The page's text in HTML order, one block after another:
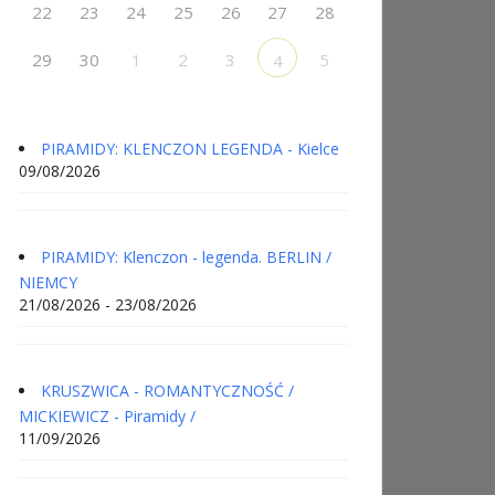
22 23 24 25 26 27 28
29 30 1 2 3 4 5
PIRAMIDY: KLENCZON LEGENDA - Kielce
09/08/2026
PIRAMIDY: Klenczon - legenda. BERLIN /
NIEMCY
21/08/2026 - 23/08/2026
KRUSZWICA - ROMANTYCZNOŚĆ /
MICKIEWICZ - Piramidy /
11/09/2026